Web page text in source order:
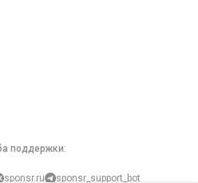
поддержки:
sponsr.ru sponsr_support_bot